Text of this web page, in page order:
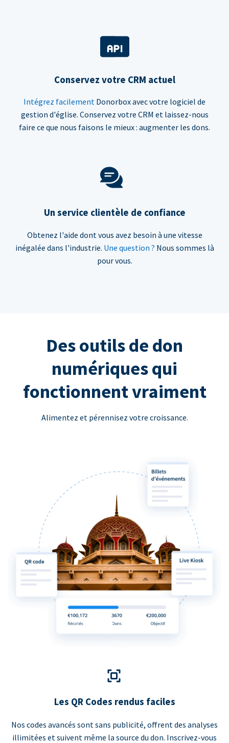
Conservez votre CRM actuel
Intégrez facilement Donorbox avec votre logiciel de
gestion d'église. Conservez votre CRM et laissez-nous
faire ce que nous faisons le mieux : augmenter les dons.
Un service clientèle de confiance
Obtenez l'aide dont vous avez besoin à une vitesse
inégalée dans l'industrie. Une question ? Nous sommes là
pour vous.
Des outils de don
numériques qui
fonctionnent vraiment
Alimentez et pérennisez votre croissance.
Les QR Codes rendus faciles
Nos codes avancés sont sans publicité, offrent des analyses
illimitées et suivent même la source du don. Inscrivez-vous